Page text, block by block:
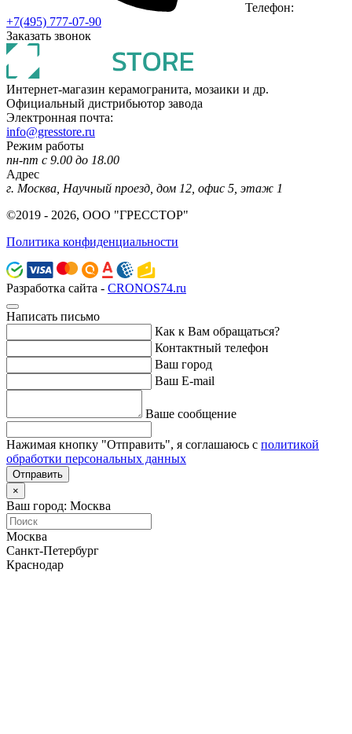
Телефон:
+7(495) 777-07-90
Заказать звонок
Интернет-магазин керамогранита, мозаики и др.
Официальный дистрибьютор завода
Электронная почта:
info@gresstore.ru
Режим работы
пн-пт с 9.00 до 18.00
Адрес
г. Москва, Научный проезд, дом 12, офис 5, этаж 1
©2019 - 2026, ООО "ГРЕССТОР"
Политика конфиденциальности
Разработка сайта - CRONOS74.ru
Написать письмо
Как к Вам обращаться?
Контактный телефон
Ваш город
Ваш E-mail
Ваше сообщение
Нажимая кнопку "Отправить", я соглашаюсь с политикой
обработки персональных данных
Отправить
×
Ваш город: Москва
Москва
Санкт-Петербург
Краснодар